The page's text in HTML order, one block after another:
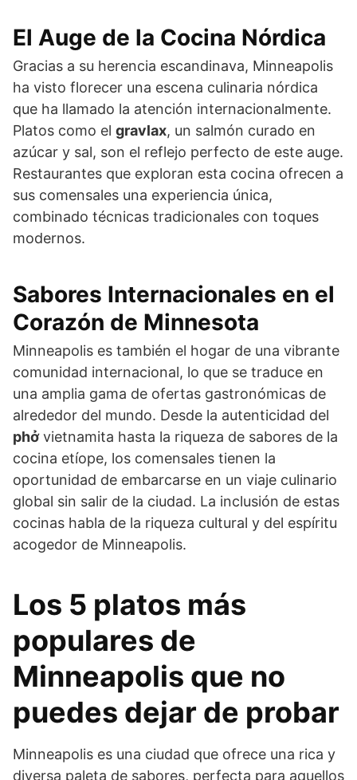
El Auge de la Cocina Nórdica
Gracias a su herencia escandinava, Minneapolis
ha visto florecer una escena culinaria nórdica
que ha llamado la atención internacionalmente.
Platos como el gravlax, un salmón curado en
azúcar y sal, son el reflejo perfecto de este auge.
Restaurantes que exploran esta cocina ofrecen a
sus comensales una experiencia única,
combinado técnicas tradicionales con toques
modernos.
Sabores Internacionales en el
Corazón de Minnesota
Minneapolis es también el hogar de una vibrante
comunidad internacional, lo que se traduce en
una amplia gama de ofertas gastronómicas de
alrededor del mundo. Desde la autenticidad del
phởvietnamita hasta la riqueza de sabores de la
cocina etíope, los comensales tienen la
oportunidad de embarcarse en un viaje culinario
global sin salir de la ciudad. La inclusión de estas
cocinas habla de la riqueza cultural y del espíritu
acogedor de Minneapolis.
Los 5 platos más
populares de
Minneapolis que no
puedes dejar de probar
Minneapolis es una ciudad que ofrece una rica y
diversa paleta de sabores, perfecta para aquellos